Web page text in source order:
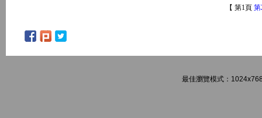
【 第1頁 第
最佳瀏覽模式：